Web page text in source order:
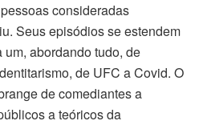
consideradas
Seus episódios se estendem
abordando tudo, de
de UFC a Covid. O
de comediantes a
a teóricos da